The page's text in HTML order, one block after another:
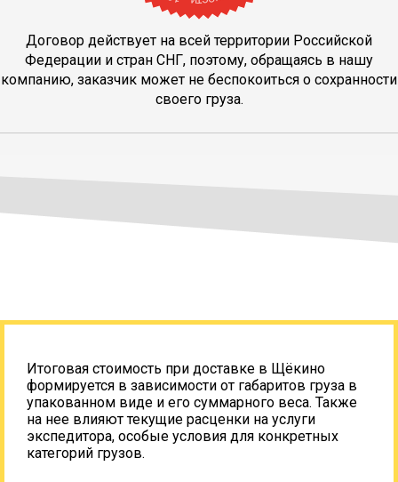
Договор действует на всей территории Российской
Федерации и стран СНГ, поэтому, обращаясь в нашу
компанию, заказчик может не беспокоиться о сохранности
своего груза.
Итоговая стоимость при доставке в Щёкино
формируется в зависимости от габаритов груза в
упакованном виде и его суммарного веса. Также
на нее влияют текущие расценки на услуги
экспедитора, особые условия для конкретных
категорий грузов.